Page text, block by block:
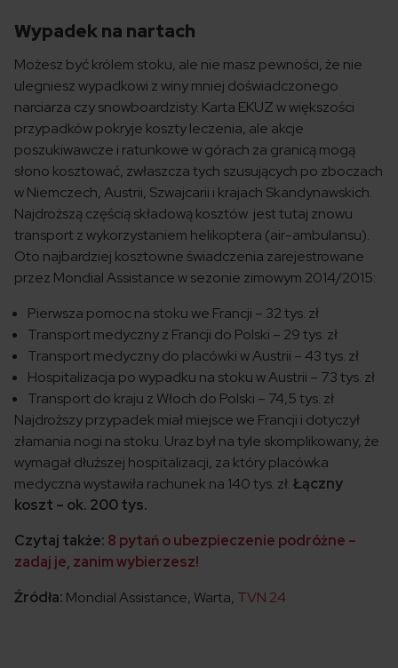
Wypadek na nartach
Możesz być królem stoku, ale nie masz pewności, że nie
ulegniesz wypadkowi z winy mniej doświadczonego
narciarza czy snowboardzisty. Karta EKUZ w większości
przypadków pokryje koszty leczenia, ale akcje
poszukiwawcze i ratunkowe w górach za granicą mogą
słono kosztować, zwłaszcza tych szusujących po zboczach
w Niemczech, Austrii, Szwajcarii i krajach Skandynawskich.
Najdroższą częścią składową kosztów jest tutaj znowu
transport z wykorzystaniem helikoptera (air-ambulansu).
Oto najbardziej kosztowne świadczenia zarejestrowane
przez Mondial Assistance w sezonie zimowym 2014/2015:
Pierwsza pomoc na stoku we Francji – 32 tys. zł
Transport medyczny z Francji do Polski – 29 tys. zł
Transport medyczny do placówki w Austrii – 43 tys. zł
Hospitalizacja po wypadku na stoku w Austrii – 73 tys. zł
Transport do kraju z Włoch do Polski – 74,5 tys. zł
Najdroższy przypadek miał miejsce we Francji i dotyczył
złamania nogi na stoku. Uraz był na tyle skomplikowany, że
wymagał dłuższej hospitalizacji, za który placówka
medyczna wystawiła rachunek na 140 tys. zł.Łączny
koszt – ok. 200 tys.
Czytaj także: 8 pytań o ubezpieczenie podróżne –
zadaj je, zanim wybierzesz!
Źródła: Mondial Assistance, Warta, TVN 24